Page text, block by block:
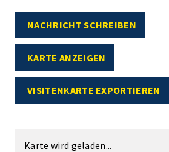
NACHRICHT SCHREIBEN
KARTE ANZEIGEN
VISITENKARTE EXPORTIEREN
Karte wird geladen...